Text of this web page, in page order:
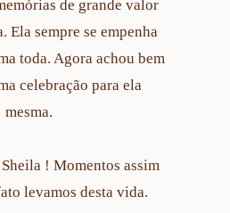
de grande valor
Ela sempre se empenha
toda. Agora achou bem
celebração para ela
mesma.
! Momentos assim
levamos desta vida.